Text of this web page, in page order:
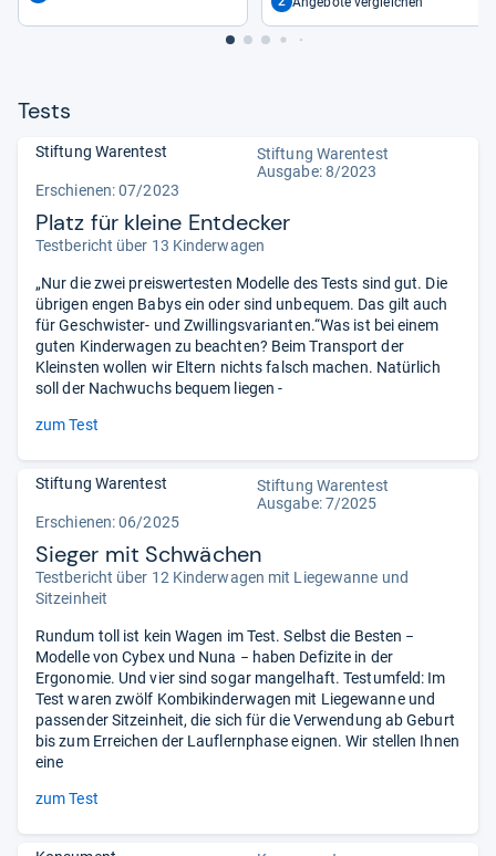
Tests
Stiftung Warentest
Stiftung Warentest
Ausgabe: 8/2023
Erschienen: 07/2023
Platz für kleine Entdecker
Testbericht über 13 Kinderwagen
„Nur die zwei preiswertesten Modelle des Tests sind gut. Die
übrigen engen Babys ein oder sind unbequem. Das gilt auch
für Geschwister- und Zwillingsvarianten.“Was ist bei einem
guten Kinderwagen zu beachten? Beim Transport der
Kleinsten wollen wir Eltern nichts falsch machen. Natürlich
soll der Nachwuchs bequem liegen -
zum Test
Stiftung Warentest
Stiftung Warentest
Ausgabe: 7/2025
Erschienen: 06/2025
Sieger mit Schwächen
Testbericht über 12 Kinderwagen mit Liegewanne und
Sitzeinheit
Rundum toll ist kein Wagen im Test. Selbst die Besten −
Modelle von Cybex und Nuna − haben Defizite in der
Ergonomie. Und vier sind sogar mangelhaft. Testumfeld: Im
Test waren zwölf Kombikinderwagen mit Liegewanne und
passender Sitzeinheit, die sich für die Verwendung ab Geburt
bis zum Erreichen der Lauflernphase eignen. Wir stellen Ihnen
eine
zum Test